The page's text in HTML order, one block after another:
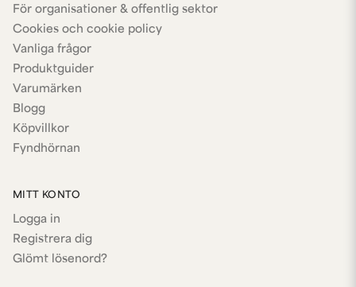
För organisationer & offentlig sektor
Cookies och cookie policy
Vanliga frågor
Produktguider
Varumärken
Blogg
Köpvillkor
Fyndhörnan
MITT KONTO
Logga in
Registrera dig
Glömt lösenord?